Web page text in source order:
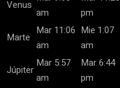
Venus
am
pm
Marte
Mar 11:06
am
Mie 1:07
am
Júpiter
Mar 5:57
am
Mar 6:44
pm